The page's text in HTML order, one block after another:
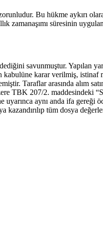
Bu hükme aykırı
zamanaşımı süresinin
savunmuştur. Yapılan
kabulüne karar verilmiş,
Taraflar arasında alım
TBK 207/2. maddesindeki
uyarınca aynı anda ifa
kazandırılıp tüm dosya